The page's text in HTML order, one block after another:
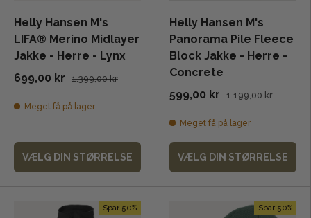
Helly Hansen M's
LIFA® Merino Midlayer
Jakke - Herre - Lynx
699,00 kr
1.399,00 kr
Meget få på lager
VÆLG DIN STØRRELSE
Helly Hansen M's
Panorama Pile Fleece
Block Jakke - Herre -
Concrete
599,00 kr
1.199,00 kr
Meget få på lager
VÆLG DIN STØRRELSE
Spar 50% Spar 50%